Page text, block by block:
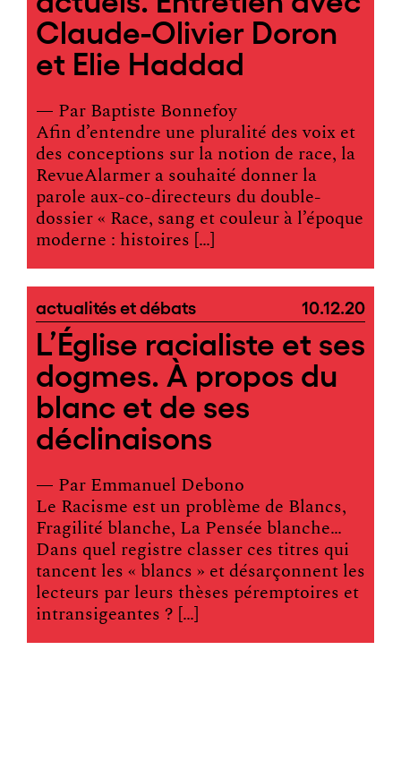
Claude-Olivier Doron
et Elie Haddad
— Par Baptiste Bonnefoy
Afin d’entendre une pluralité des voix et
des conceptions sur la notion de race, la
RevueAlarmer a souhaité donner la
parole aux-co-directeurs du double-
dossier « Race, sang et couleur à l’époque
moderne : histoires […]
actualités et débats 10.12.20
L’Église racialiste et ses
dogmes. À propos du
blanc et de ses
déclinaisons
— Par Emmanuel Debono
Le Racisme est un problème de Blancs,
Fragilité blanche, La Pensée blanche…
Dans quel registre classer ces titres qui
tancent les « blancs » et désarçonnent les
lecteurs par leurs thèses péremptoires et
intransigeantes ? […]